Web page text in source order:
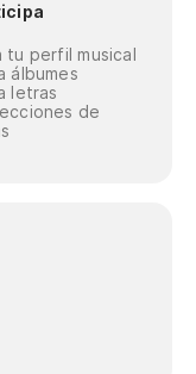
tu perfil musical
álbumes
letras
de